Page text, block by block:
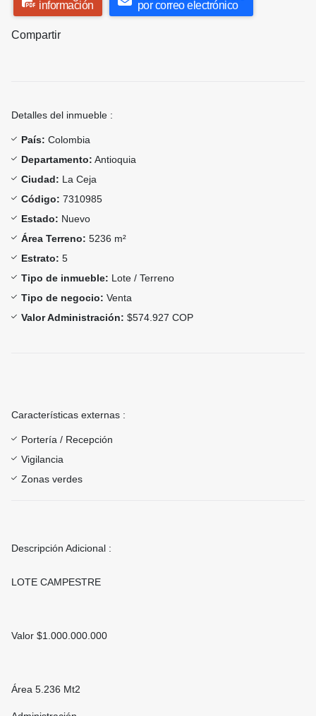
información
por correo electrónico
Compartir
Detalles del inmueble :
País: Colombia
Departamento: Antioquia
Ciudad: La Ceja
Código: 7310985
Estado: Nuevo
Área Terreno: 5236 m²
Estrato: 5
Tipo de inmueble: Lote / Terreno
Tipo de negocio: Venta
Valor Administración: $574.927 COP
Características externas :
Portería / Recepción
Vigilancia
Zonas verdes
Descripción Adicional :
LOTE CAMPESTRE
Valor $1.000.000.000
Área 5.236 Mt2